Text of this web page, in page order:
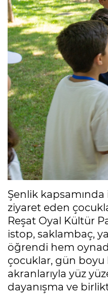
Şenlik kapsamında
ziyaret eden
Reşat Oyal Kültür
istop, saklambaç,
öğrendi hem
çocuklar, gün
akranlarıyla yüz
dayanışma ve